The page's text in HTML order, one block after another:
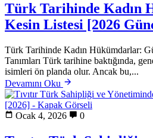
Türk Tarihinde Kadın
Kesin Listesi [2026
Türk Tarihinde Kadın Hükümdarlar:
Tanımları Türk tarihine baktığında,
isimleri ön planda olur. Ancak bu,...
Devamını Oku
Ocak 4, 2026 0